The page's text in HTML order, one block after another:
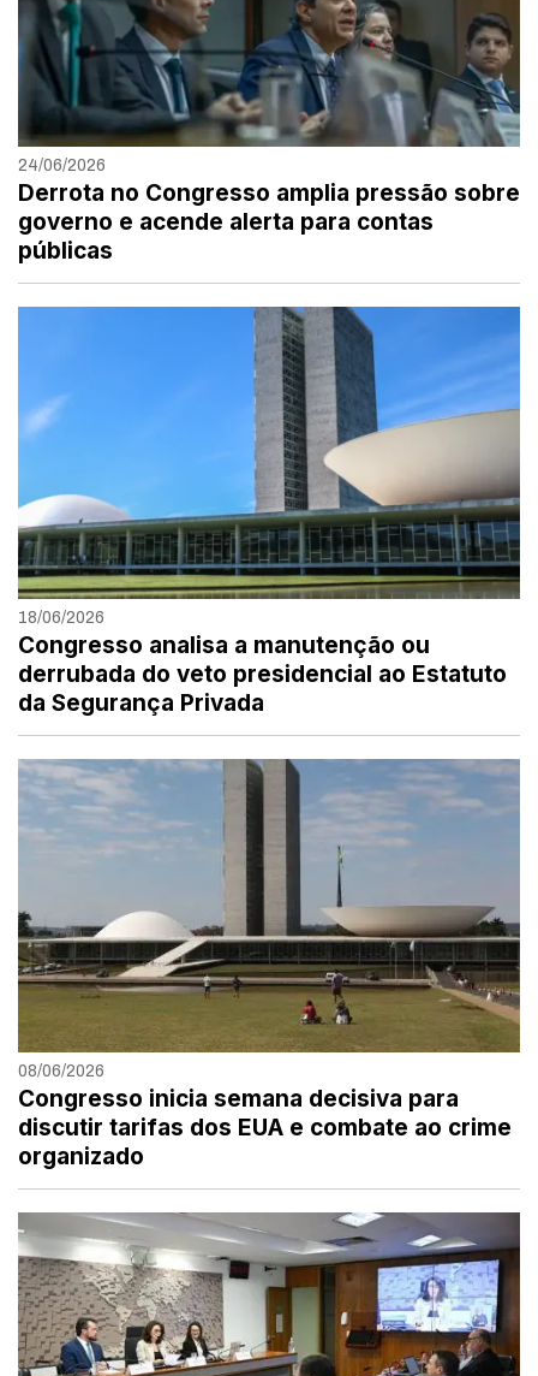
24/06/2026
Derrota no Congresso amplia pressão sobre
governo e acende alerta para contas
públicas
18/06/2026
Congresso analisa a manutenção ou
derrubada do veto presidencial ao Estatuto
da Segurança Privada
08/06/2026
Congresso inicia semana decisiva para
discutir tarifas dos EUA e combate ao crime
organizado